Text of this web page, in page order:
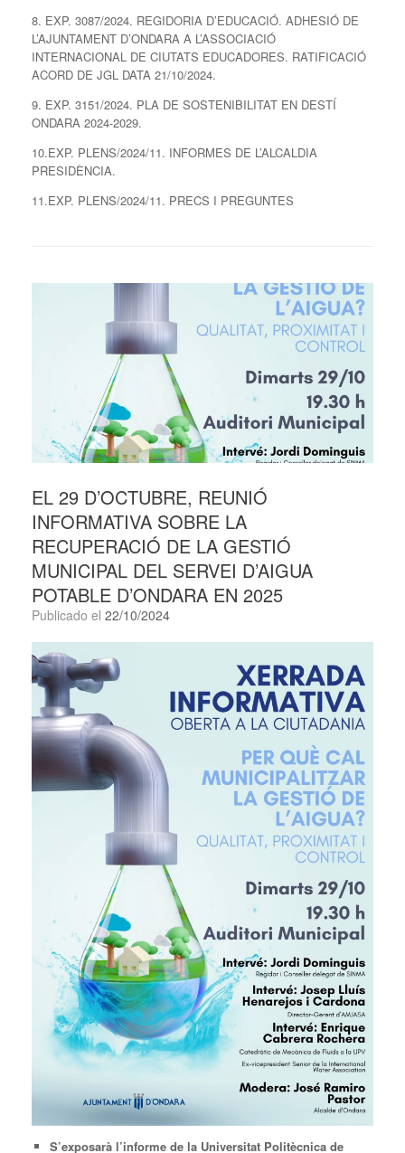
8. EXP. 3087/2024. REGIDORIA D’EDUCACIÓ. ADHESIÓ DE
L’AJUNTAMENT D’ONDARA A L’ASSOCIACIÓ
INTERNACIONAL DE CIUTATS EDUCADORES. RATIFICACIÓ
ACORD DE JGL DATA 21/10/2024.
9. EXP. 3151/2024. PLA DE SOSTENIBILITAT EN DESTÍ
ONDARA 2024-2029.
10.EXP. PLENS/2024/11. INFORMES DE L’ALCALDIA
PRESIDÈNCIA.
11.EXP. PLENS/2024/11. PRECS I PREGUNTES
EL 29 D’OCTUBRE, REUNIÓ
INFORMATIVA SOBRE LA
RECUPERACIÓ DE LA GESTIÓ
MUNICIPAL DEL SERVEI D’AIGUA
POTABLE D’ONDARA EN 2025
Publicado el 22/10/2024
S’exposarà l’informe de la Universitat Politècnica de